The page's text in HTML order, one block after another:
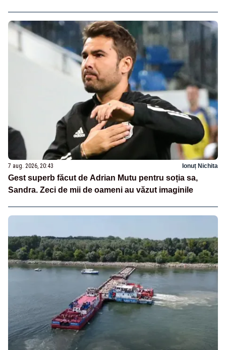
7 aug. 2026, 20:43 Ionuț Nichita
Gest superb făcut de Adrian Mutu pentru soția sa,
Sandra. Zeci de mii de oameni au văzut imaginile